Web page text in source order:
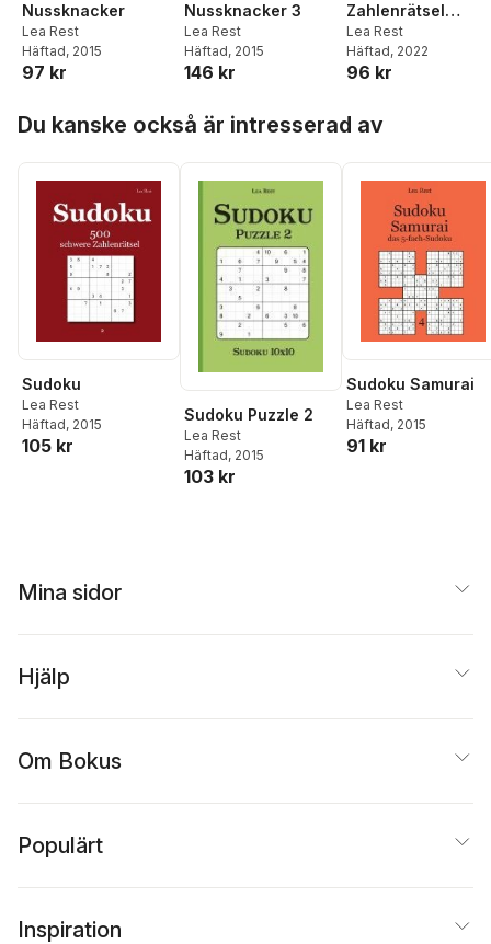
Nussknacker
Lea Rest
Häftad, 2015
97 kr
Nussknacker 3
Lea Rest
Häftad, 2015
146 kr
Zahlenrätsel
schwer und
superhart
Lea Rest
Häftad, 2022
96 kr
Du kanske också är intresserad av
Sudoku
Lea Rest
Häftad, 2015
105 kr
Sudoku Puzzle 2
Lea Rest
Häftad, 2015
103 kr
Sudoku Samurai
Lea Rest
Häftad, 2015
91 kr
Mina sidor
Hjälp
Om Bokus
Populärt
Inspiration